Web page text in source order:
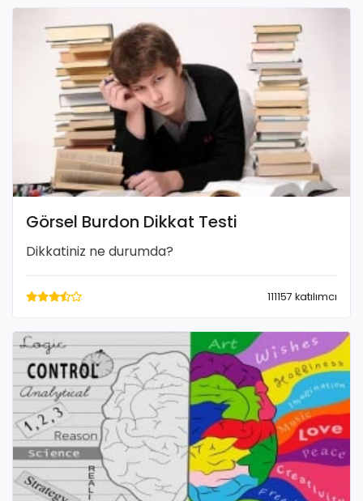
Görsel Burdon Dikkat Testi
Dikkatiniz ne durumda?
111157 katılımcı